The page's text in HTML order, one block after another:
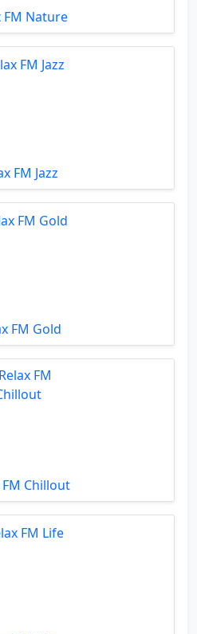
FM Nature
FM Jazz
FM Gold
FM Chillout